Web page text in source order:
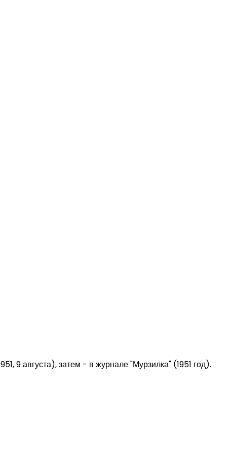
9 августа), затем - в журнале "Мурзилка" (1951 год).